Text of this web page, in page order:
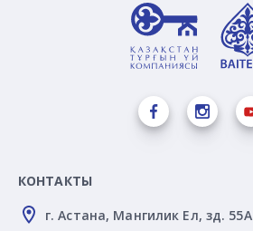
КОНТАКТЫ
г. Астана, Мангилик Ел, зд. 55А